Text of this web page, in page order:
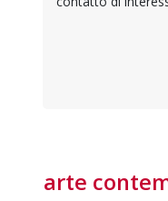
arte